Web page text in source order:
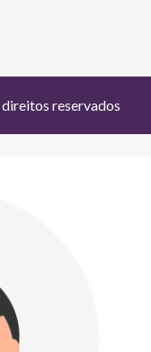
direitos reservados